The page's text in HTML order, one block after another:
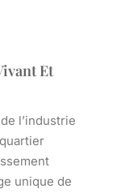
Et
l’industrie
unique de